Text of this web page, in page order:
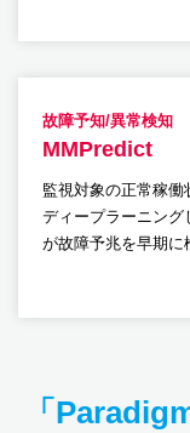
故障予知/異常検知
MMPredict
監視対象の正常稼働
ディープラーニング
が故障予兆を早期に
「